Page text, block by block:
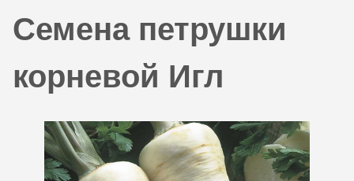
Семена петрушки
корневой Игл